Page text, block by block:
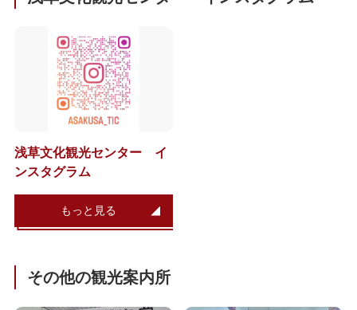
浅草文化観光センター イ
ンスタグラム
もっと見る
その他の観光案内所